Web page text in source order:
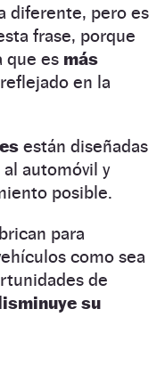
diferente, pero es
frase, porque
que es más
en la
están diseñadas
automóvil y
posible.
para
como sea
de
su